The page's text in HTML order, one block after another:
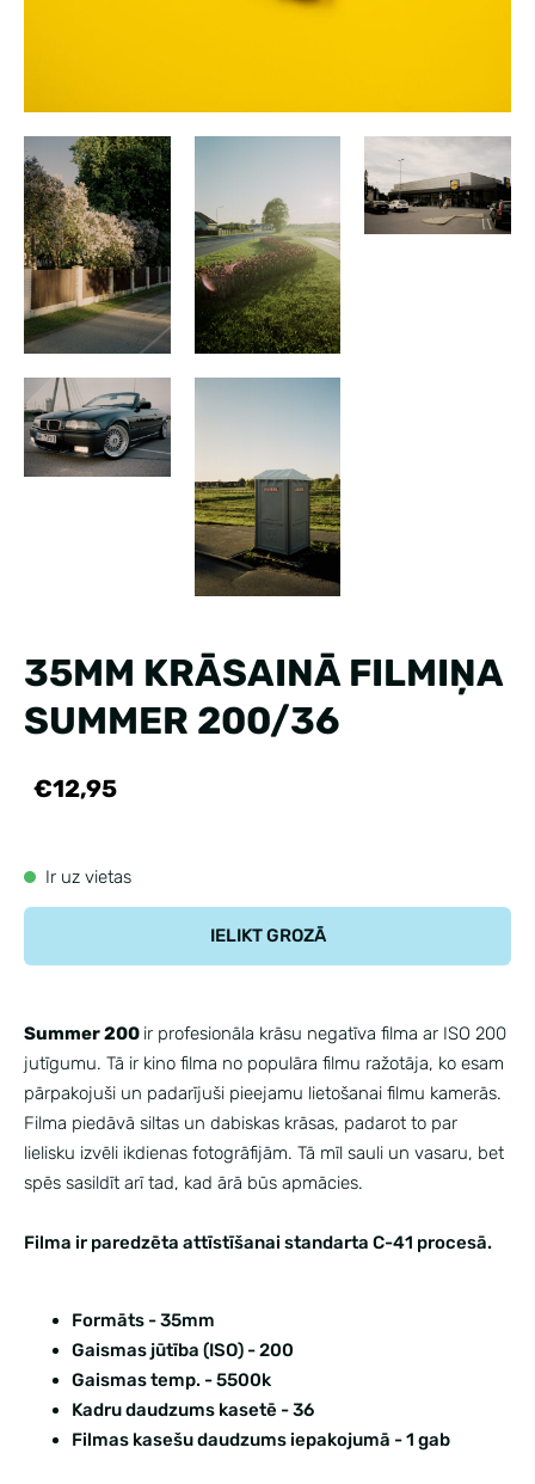
35MM KRĀSAINĀ FILMIŅA
SUMMER 200/36
€12,95
Ir uz vietas
IELIKT GROZĀ
Summer 200 ir profesionāla krāsu negatīva filma ar ISO 200
jutīgumu. Tā ir kino filma no populāra filmu ražotāja, ko esam
pārpakojuši un padarījuši pieejamu lietošanai filmu kamerās.
Filma piedāvā siltas un dabiskas krāsas, padarot to par
lielisku izvēli ikdienas fotogrāfijām. Tā mīl sauli un vasaru, bet
spēs sasildīt arī tad, kad ārā būs apmācies.
Filma ir paredzēta attīstīšanai standarta C-41 procesā.
Formāts - 35mm
Gaismas jūtība (ISO) - 200
Gaismas temp. - 5500k
Kadru daudzums kasetē - 36
Filmas kasešu daudzums iepakojumā - 1 gab